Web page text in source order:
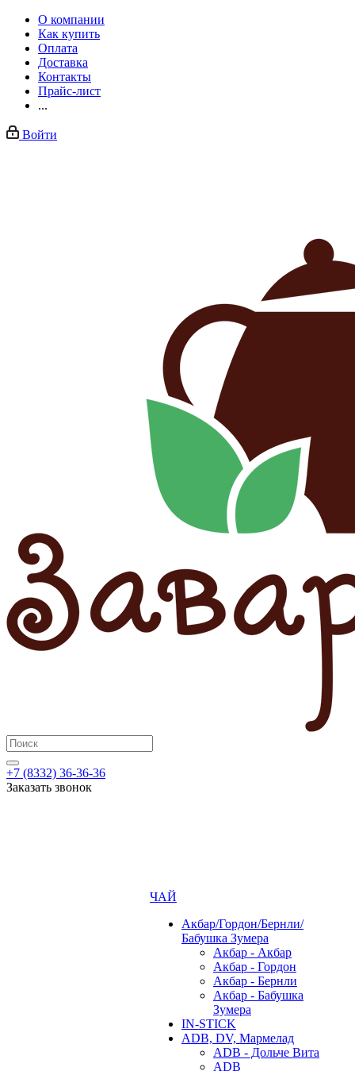
О компании
Как купить
Оплата
Доставка
Контакты
Прайс-лист
...
Войти
+7 (8332) 36-36-36
Заказать звонок
ЧАЙ
Акбар/Гордон/Бернли/
Бабушка Зумера
Акбар - Акбар
Акбар - Гордон
Акбар - Бернли
Акбар - Бабушка
Зумера
IN-STICK
ADB, DV, Мармелад
ADB - Дольче Вита
ADB